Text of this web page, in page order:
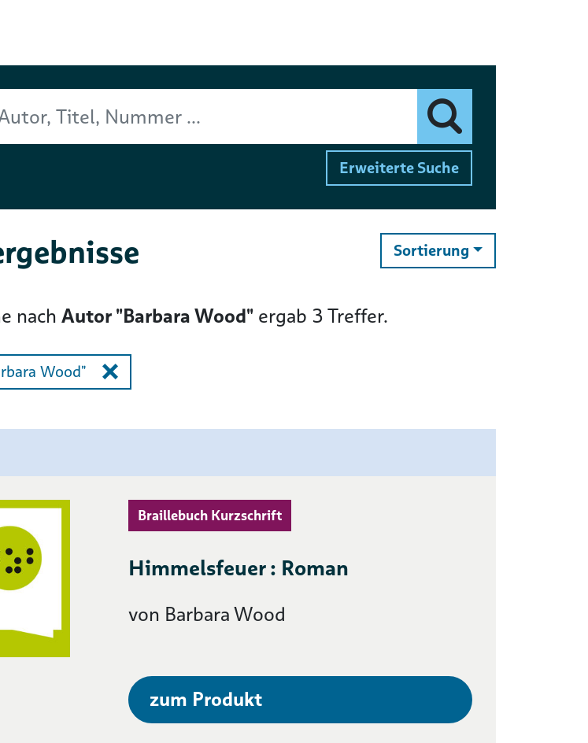
Erweiterte Suche
Sortierungändern
nach Autor "Barbara Wood" ergab 3Treffer.
Wood"
Braillebuch Kurzschrift
Himmelsfeuer : Roman
von Barbara Wood
zum Produkt